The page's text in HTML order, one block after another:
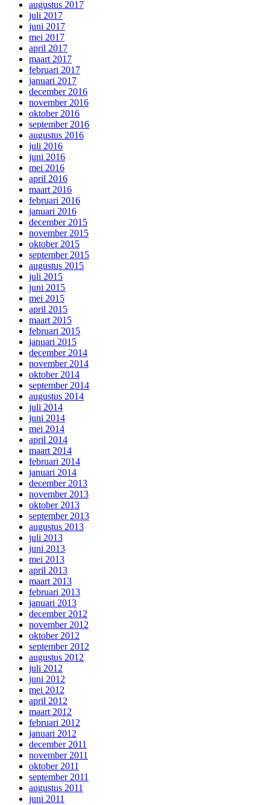
augustus 2017
juli 2017
juni 2017
mei 2017
april 2017
maart 2017
februari 2017
januari 2017
december 2016
november 2016
oktober 2016
september 2016
augustus 2016
juli 2016
juni 2016
mei 2016
april 2016
maart 2016
februari 2016
januari 2016
december 2015
november 2015
oktober 2015
september 2015
augustus 2015
juli 2015
juni 2015
mei 2015
april 2015
maart 2015
februari 2015
januari 2015
december 2014
november 2014
oktober 2014
september 2014
augustus 2014
juli 2014
juni 2014
mei 2014
april 2014
maart 2014
februari 2014
januari 2014
december 2013
november 2013
oktober 2013
september 2013
augustus 2013
juli 2013
juni 2013
mei 2013
april 2013
maart 2013
februari 2013
januari 2013
december 2012
november 2012
oktober 2012
september 2012
augustus 2012
juli 2012
juni 2012
mei 2012
april 2012
maart 2012
februari 2012
januari 2012
december 2011
november 2011
oktober 2011
september 2011
augustus 2011
juni 2011